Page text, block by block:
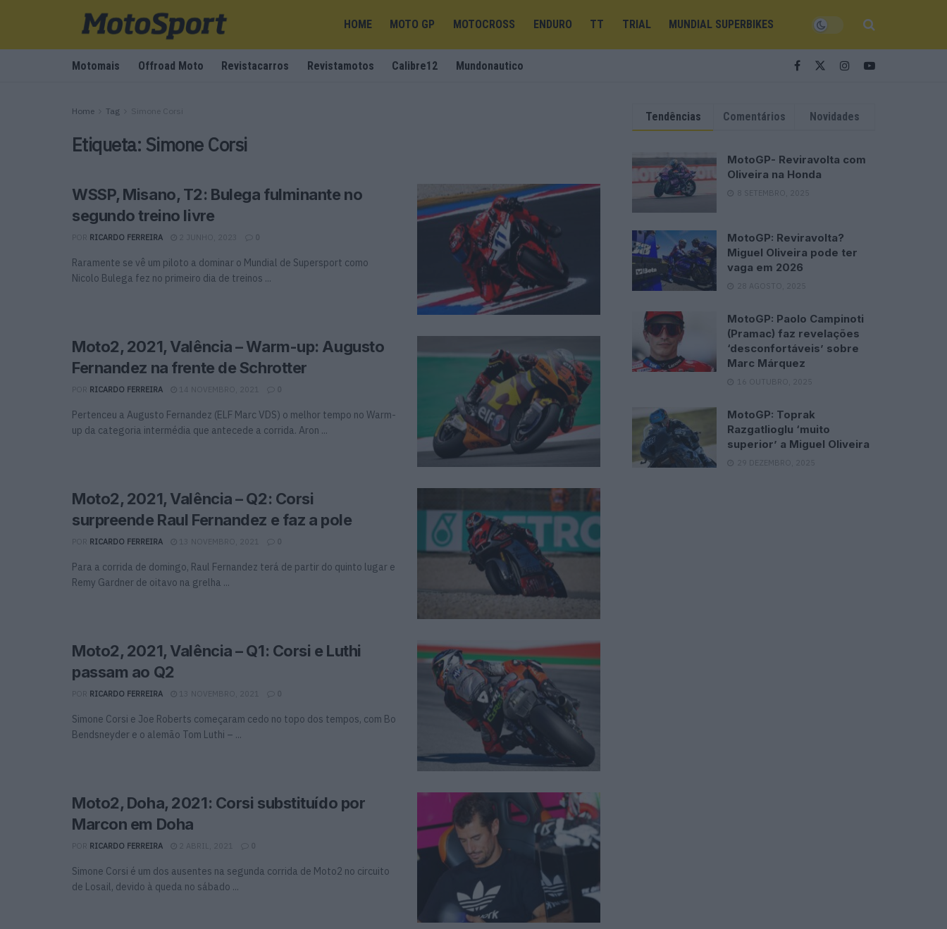
HOME MOTO GP MOTOCROSS ENDURO TT TRIAL MUNDIAL SUPERBIKES
Motomais Offroad Moto Revistacarros Revistamotos Calibre12 Mundonautico
Home Tag Simone Corsi
Etiqueta: Simone Corsi
WSSP, Misano, T2: Bulega fulminante no
segundo treino livre
RICARDO FERREIRA 2 JUNHO, 2023 0
Raramente se vê um piloto a dominar o Mundial de Supersport como
Nicolo Bulega fez no primeiro dia de treinos ...
Moto2, 2021, Valência – Warm-up: Augusto
Fernandez na frente de Schrotter
RICARDO FERREIRA 14 NOVEMBRO, 2021 0
Pertenceu a Augusto Fernandez (ELF Marc VDS) o melhor tempo no Warm-
up da categoria intermédia que antecede a corrida. Aron ...
Moto2, 2021, Valência – Q2: Corsi
surpreende Raul Fernandez e faz a pole
RICARDO FERREIRA 0
Para a corrida de domingo, Raul Fernandez terá de partir do quinto lugar e
Remy Gardner de oitavo na grelha ...
Moto2, 2021, Valência – Q1: Corsi e Luthi
passam ao Q2
RICARDO FERREIRA 0
Simone Corsi e Joe Roberts começaram cedo no topo dos tempos, com Bo
Bendsneyder e o alemão Tom Luthi – ...
Moto2, Doha, 2021: Corsi substituído por
Marcon em Doha
RICARDO FERREIRA 2 ABRIL, 2021 0
Simone Corsi é um dos ausentes na segunda corrida de Moto2 no circuito
de Losail, devido à queda no sábado ...
Tendências Comentários Novidades
MotoGP- Reviravolta com
Oliveira na Honda
8 SETEMBRO, 2025
MotoGP: Reviravolta?
Miguel Oliveira pode ter
vaga em 2026
28 AGOSTO, 2025
MotoGP: Paolo Campinoti
(Pramac) faz revelações
‘desconfortáveis’ sobre
Marc Márquez
16 OUTUBRO, 2025
MotoGP: Toprak
Razgatlioglu ‘muito
superior’ a Miguel Oliveira